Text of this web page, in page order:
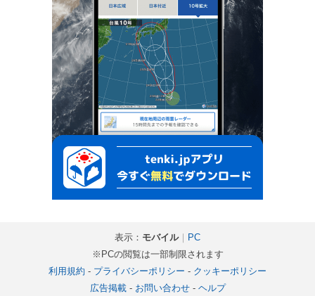
表示： モバイル｜ PC
※PCの閲覧は一部制限されます
利用規約 - プライバシーポリシー - クッキーポリシー
広告掲載- お問い合わせ- ヘルプ